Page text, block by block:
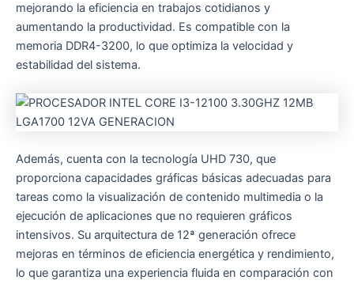
mejorando la eficiencia en trabajos cotidianos y
aumentando la productividad. Es compatible con la
memoria DDR4-3200, lo que optimiza la velocidad y
estabilidad del sistema.
Además, cuenta con la tecnología UHD 730, que
proporciona capacidades gráficas básicas adecuadas para
tareas como la visualización de contenido multimedia o la
ejecución de aplicaciones que no requieren gráficos
intensivos. Su arquitectura de 12ª generación ofrece
mejoras en términos de eficiencia energética y rendimiento,
lo que garantiza una experiencia fluida en comparación con